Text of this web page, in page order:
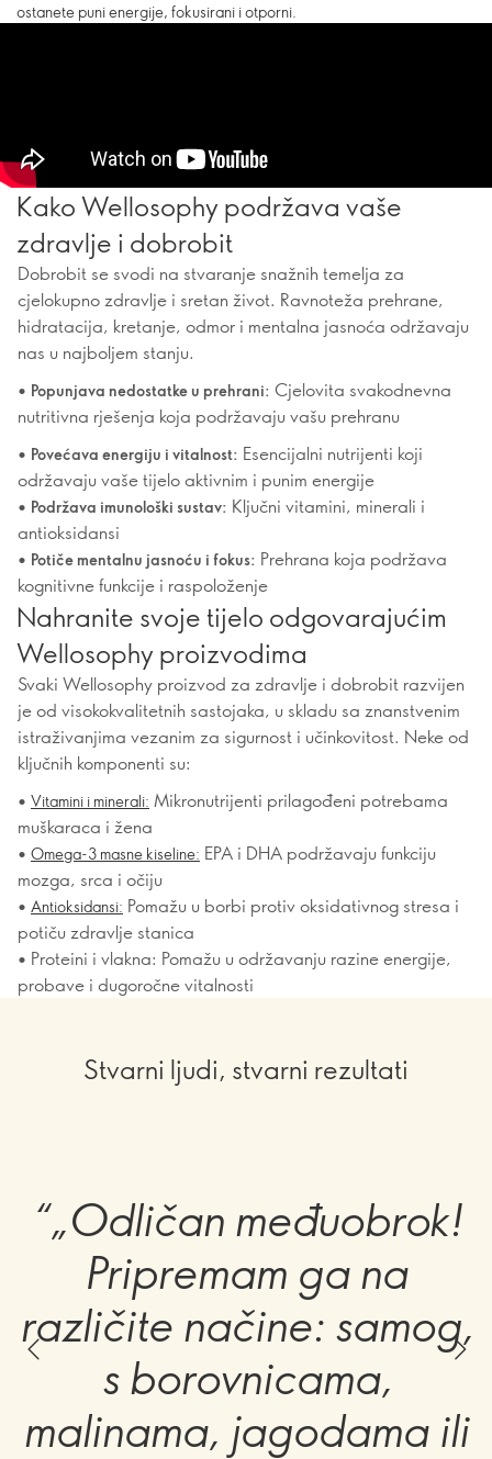
ostanete puni energije, fokusirani i otporni.
Kako Wellosophy podržava vaše
zdravlje i dobrobit
Dobrobit se svodi na stvaranje snažnih temelja za
cjelokupno zdravlje i sretan život. Ravnoteža prehrane,
hidratacija, kretanje, odmor i mentalna jasnoća održavaju
nas u najboljem stanju.
• Popunjava nedostatke u prehrani: Cjelovita svakodnevna
nutritivna rješenja koja podržavaju vašu prehranu
• Povećava energiju i vitalnost: Esencijalni nutrijenti koji
održavaju vaše tijelo aktivnim i punim energije
• Podržava imunološki sustav: Ključni vitamini, minerali i
antioksidansi
• Potiče mentalnu jasnoću i fokus: Prehrana koja podržava
kognitivne funkcije i raspoloženje
Nahranite svoje tijelo odgovarajućim
Wellosophy proizvodima
Svaki Wellosophy proizvod za zdravlje i dobrobit razvijen
je od visokokvalitetnih sastojaka, u skladu sa znanstvenim
istraživanjima vezanim za sigurnost i učinkovitost. Neke od
ključnih komponenti su:
• Vitamini i minerali: Mikronutrijenti prilagođeni potrebama
muškaraca i žena
• Omega-3 masne kiseline: EPA i DHA podržavaju funkciju
mozga, srca i očiju
• Antioksidansi: Pomažu u borbi protiv oksidativnog stresa i
potiču zdravlje stanica
• Proteini i vlakna: Pomažu u održavanju razine energije,
probave i dugoročne vitalnosti
Stvarni ljudi, stvarni rezultati
“„Odličan međuobrok!
Pripremam ga na
različite načine: samog,
s borovnicama,
malinama, jagodama ili